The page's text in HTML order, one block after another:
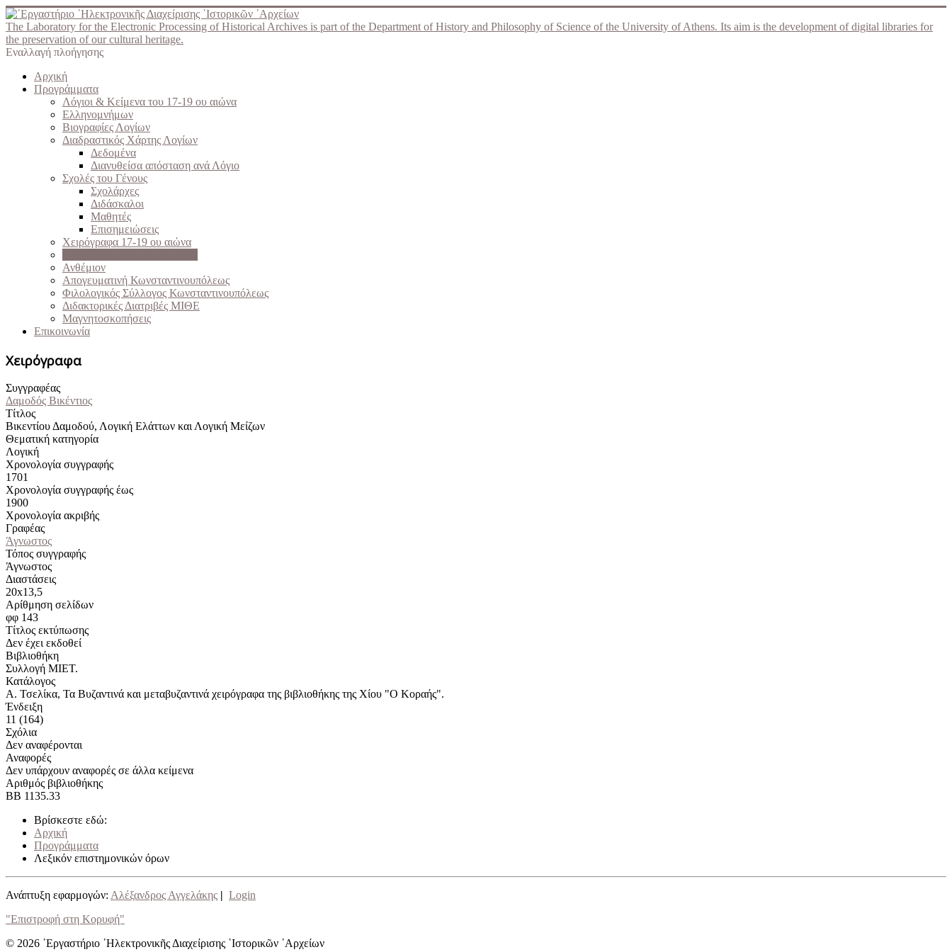
The Laboratory for the Electronic Processing of Historical Archives is part of the Department of History and Philosophy of Science of the University of Athens. Its aim is the development of digital libraries for
the preservation of our cultural heritage.
Εναλλαγή πλοήγησης
Αρχική
Προγράμματα
Λόγιοι & Κείμενα του 17-19 ου αιώνα
Ελληνομνήμων
Βιογραφίες Λογίων
Διαδραστικός Χάρτης Λογίων
Δεδομένα
Διανυθείσα απόσταση ανά Λόγιο
Σχολές του Γένους
Σχολάρχες
Διδάσκαλοι
Μαθητές
Επισημειώσεις
Χειρόγραφα 17-19 ου αιώνα
Ανθέμιον
Απογευματινή Κωνσταντινουπόλεως
Φιλολογικός Σύλλογος Κωνσταντινουπόλεως
Διδακτορικές Διατριβές ΜΙΘΕ
Μαγνητοσκοπήσεις
Επικοινωνία
Χειρόγραφα
Συγγραφέας
Δαμοδός Βικέντιος
Τίτλος
Βικεντίου Δαμοδού, Λογική Ελάττων και Λογική Μείζων
Θεματική κατηγορία
Λογική
Χρονολογία συγγραφής
1701
Χρονολογία συγγραφής έως
1900
Χρονολογία ακριβής
Γραφέας
Άγνωστος
Τόπος συγγραφής
Άγνωστος
Διαστάσεις
20x13,5
Αρίθμηση σελίδων
φφ 143
Τίτλος εκτύπωσης
Δεν έχει εκδοθεί
Βιβλιοθήκη
Συλλογή ΜΙΕΤ.
Κατάλογος
Α. Τσελίκα, Τα Βυζαντινά και μεταβυζαντινά χειρόγραφα της βιβλιοθήκης της Χίου "Ο Κοραής".
Ένδειξη
11 (164)
Σχόλια
Δεν αναφέρονται
Αναφορές
Δεν υπάρχουν αναφορές σε άλλα κείμενα
Αριθμός βιβλιοθήκης
ΒΒ 1135.33
Βρίσκεστε εδώ:
Αρχική
Προγράμματα
Λεξικόν επιστημονικών όρων
Ανάπτυξη εφαρμογών: Αλέξανδρος Αγγελάκης | Login
"Επιστροφή στη Κορυφή"
© 2026 ᾿Εργαστήριο ᾿Ηλεκτρονικῆς Διαχείρισης ῾Ιστορικῶν ᾿Αρχείων